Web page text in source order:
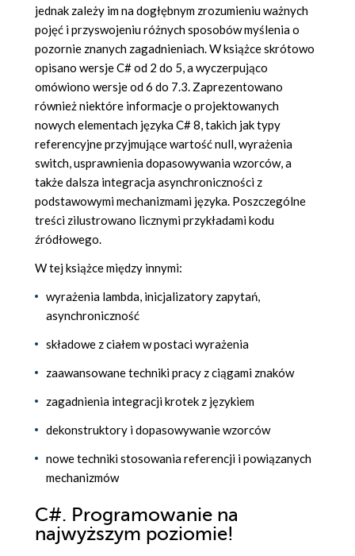
jednak zależy im na dogłębnym zrozumieniu ważnych
pojęć i przyswojeniu różnych sposobów myślenia o
pozornie znanych zagadnieniach. W książce skrótowo
opisano wersje C# od 2 do 5, a wyczerpująco
omówiono wersje od 6 do 7.3. Zaprezentowano
również niektóre informacje o projektowanych
nowych elementach języka C# 8, takich jak typy
referencyjne przyjmujące wartość null, wyrażenia
switch, usprawnienia dopasowywania wzorców, a
także dalsza integracja asynchroniczności z
podstawowymi mechanizmami języka. Poszczególne
treści zilustrowano licznymi przykładami kodu
źródłowego.
W tej książce między innymi:
wyrażenia lambda, inicjalizatory zapytań,
asynchroniczność
składowe z ciałem w postaci wyrażenia
zaawansowane techniki pracy z ciągami znaków
zagadnienia integracji krotek z językiem
dekonstruktory i dopasowywanie wzorców
nowe techniki stosowania referencji i powiązanych
mechanizmów
C#. Programowanie na
najwyższym poziomie!